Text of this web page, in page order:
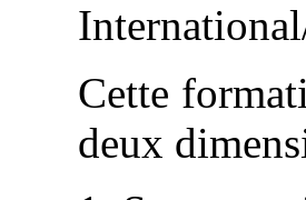
Cette
deux